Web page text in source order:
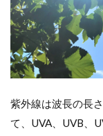
ル
と
ノ
ン
ケ
ミ
ル
と
は
紫外線は波長の長
て、UVA、UVB、